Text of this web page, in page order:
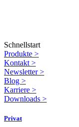
Schnellstart
Produkte >
Kontakt >
Newsletter>
Blog >
Karriere >
Downloads >
Privat